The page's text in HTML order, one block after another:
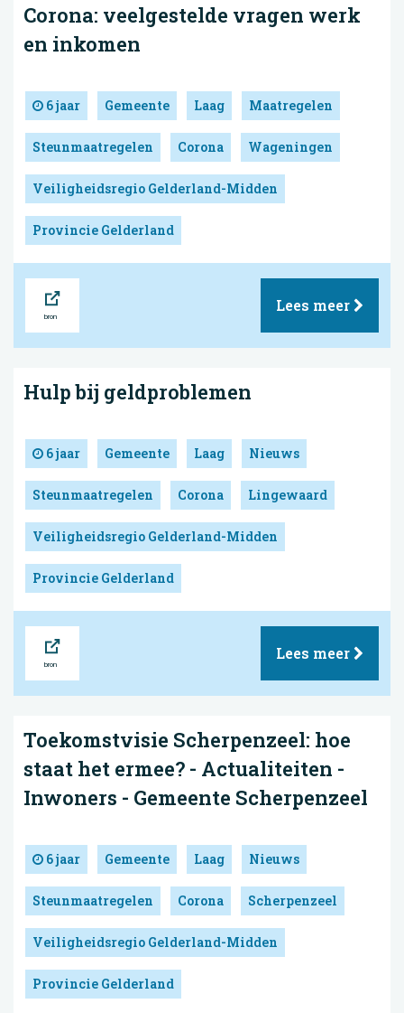
Corona: veelgestelde vragen werk
en inkomen
6 jaar Gemeente Laag Maatregelen
Steunmaatregelen Corona Wageningen
Veiligheidsregio Gelderland-Midden
Provincie Gelderland
Lees meer
Hulp bij geldproblemen
6 jaar Gemeente Laag Nieuws
Steunmaatregelen Corona Lingewaard
Veiligheidsregio Gelderland-Midden
Provincie Gelderland
Lees meer
Toekomstvisie Scherpenzeel: hoe
staat het ermee? - Actualiteiten -
Inwoners - Gemeente Scherpenzeel
6 jaar Gemeente Laag Nieuws
Steunmaatregelen Corona Scherpenzeel
Veiligheidsregio Gelderland-Midden
Provincie Gelderland